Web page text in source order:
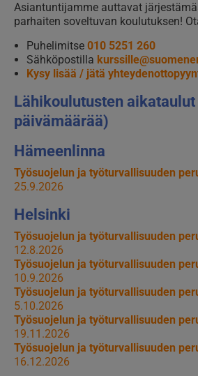
Asiantuntijamme auttavat
parhaiten soveltuvan koulutuksen!
Puhelimitse 010 5251 260
Sähköpostilla
Kysy lisää / jätä
Lähikoulutusten
päivämäärää)
Hämeenlinna
Työsuojelun ja työturvallisuuden
25.9.2026
Helsinki
Työsuojelun ja työturvallisuuden
12.8.2026
Työsuojelun ja työturvallisuuden
10.9.2026
Työsuojelun ja työturvallisuuden
5.10.2026
Työsuojelun ja työturvallisuuden
19.11.2026
Työsuojelun ja työturvallisuuden
16.12.2026